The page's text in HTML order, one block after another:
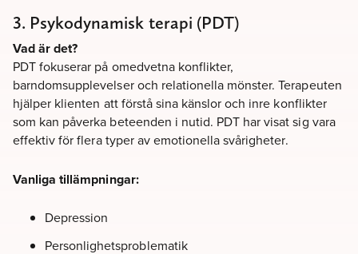
3. Psykodynamisk terapi (PDT)
Vad är det?
PDT fokuserar på omedvetna konflikter,
barndomsupplevelser och relationella mönster. Terapeuten
hjälper klienten att förstå sina känslor och inre konflikter
som kan påverka beteenden i nutid. PDT har visat sig vara
effektiv för flera typer av emotionella svårigheter.
Vanliga tillämpningar:
Depression
Personlighetsproblematik